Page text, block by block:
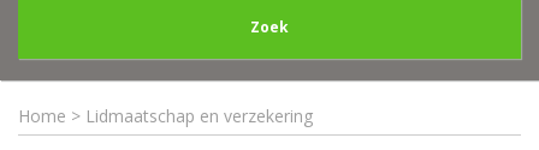
Zoek
Home > Lidmaatschap en verzekering